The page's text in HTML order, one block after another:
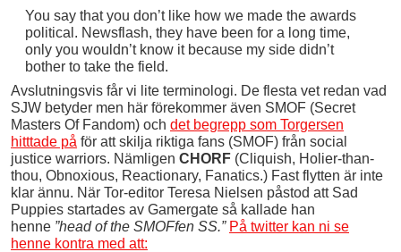
You say that you don’t like how we made the awards
political. Newsflash, they have been for a long time,
only you wouldn’t know it because my side didn’t
bother to take the field.
Avslutningsvis får vi lite terminologi. De flesta vet redan vad
SJW betyder men här förekommer även SMOF (Secret
Masters Of Fandom) och det begrepp som Torgersen
hitttade på för att skilja riktiga fans (SMOF) från social
justice warriors. Nämligen CHORF (Cliquish, Holier-than-
thou, Obnoxious, Reactionary, Fanatics.) Fast flytten är inte
klar ännu. När Tor-editor Teresa Nielsen påstod att Sad
Puppies startades av Gamergate så kallade han
henne ”head of the SMOFfen SS.” På twitter kan ni se
henne kontra med att: